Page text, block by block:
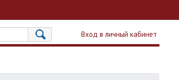
Вход в личный кабинет